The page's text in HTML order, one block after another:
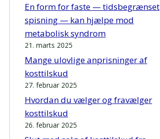
En form for faste — tidsbegrænset
spisning — kan hjælpe mod
metabolisk syndrom
21. marts 2025
Mange ulovlige anprisninger af
kosttilskud
27. februar 2025
Hvordan du vælger og fravælger
kosttilskud
26. februar 2025